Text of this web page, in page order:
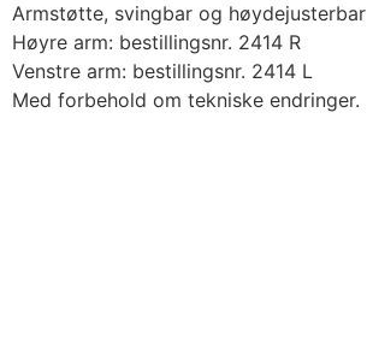
Armstøtte, svingbar og høydejusterbar
Høyre arm: bestillingsnr. 2414 R
Venstre arm: bestillingsnr. 2414 L
Med forbehold om tekniske endringer.